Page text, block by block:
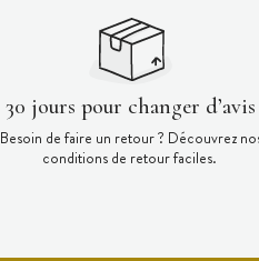
30 jours pour changer d’avis
Besoin de faire un retour ? Découvrez
conditions de retour faciles.